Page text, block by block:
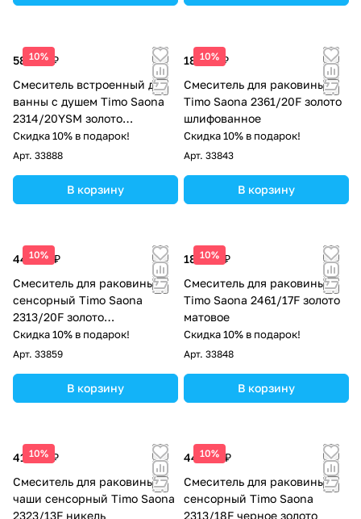
10%
58 150 ₽
Смеситель встроенный для
ванны с душем Timo Saona
2314/20YSM золото
шлифованное
Скидка 10% в подарок!
Арт. 33888
В корзину
10%
18 525 ₽
Смеситель для раковины
Timo Saona 2361/20F золото
шлифованное
Скидка 10% в подарок!
Арт. 33843
В корзину
10%
44 079 ₽
Смеситель для раковины
сенсорный Timo Saona
2313/20F золото
шлифованное
Скидка 10% в подарок!
Арт. 33859
В корзину
10%
18 658 ₽
Смеситель для раковины
Timo Saona 2461/17F золото
матовое
Скидка 10% в подарок!
Арт. 33848
В корзину
10%
41 979 ₽
Смеситель для раковины-
чаши сенсорный Timo Saona
2323/13F никель
10%
44 079 ₽
Смеситель для раковины
сенсорный Timo Saona
2313/18F черное золото